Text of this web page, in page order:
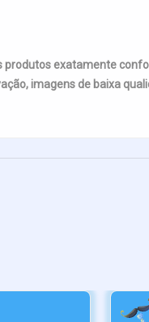
produtos exatamente
imagens de baixa